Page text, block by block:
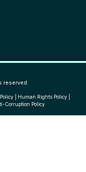
reserved.
| Human Rights Policy|
Corruption Policy